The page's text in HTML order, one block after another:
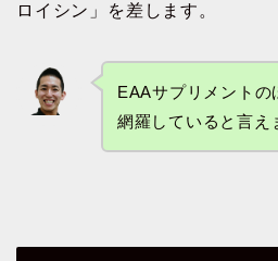
ロイシン」を差します。
EAAサプリメントの
網羅していると言え